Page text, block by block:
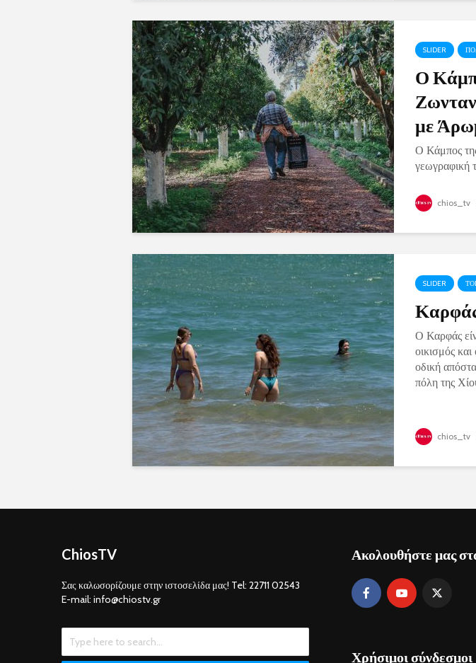
SLIDER
Ο
με
Ο Κάμπος
γεωγραφική
chios_tv
SLIDER
Ο Καρφάς
οικισμός
οδική
πόλη της
chios_tv
ChiosTV
Σας καλωσορίζουμε στην ιστοσελίδα μας! Tel: 22711 02543
E-mail: info@chiostv.gr
Ακολουθήστε μας
Χρήσιμοι σύνδεσμοι